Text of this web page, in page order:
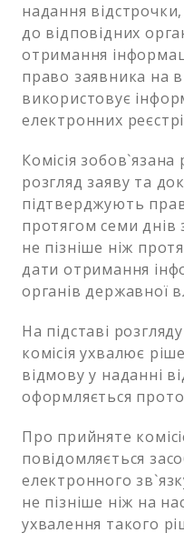
надання
до відповідних
отримання
право заявника на
використовує
електронних
Комісія
розгляд заяву та
підтверджують
протягом семи
не пізніше ніж
дати отримання
органів державної
На підставі
комісія ухвалює
відмову у наданні
оформляється
Про прийняте
повідомляється
електронного
не пізніше ніж на
ухвалення такого